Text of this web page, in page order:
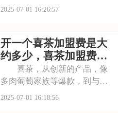
巧妙结合。以“原叶鲜奶茶”为
茶饮市场脱颖而出。不少投资
者被其吸引，以下是开一个霸
王茶姬店大概多少钱，
2025-07-01 16:26:57
开一个喜茶加盟费是大
约多少，喜茶加盟费用
包括哪些方面
喜茶，从创新的产品，像
多肉葡萄家族等爆款，到与知
名品牌跨界联名提升影响力，
2025-07-01 16:18:56